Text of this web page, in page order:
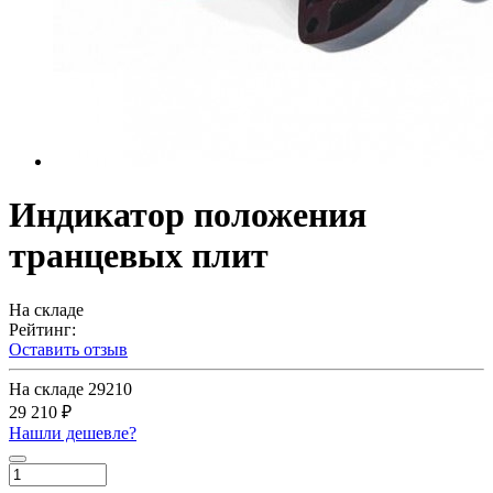
Индикатор положения
транцевых плит
На складе
Рейтинг:
Оставить отзыв
На складе 29210
29 210 ₽
Нашли дешевле?